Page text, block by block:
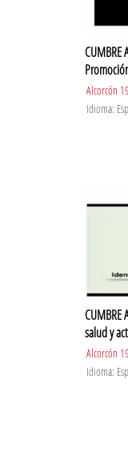
CUMBRE
Alcorcón
Idioma:
CUMBRE
salud y
Alcorcón
Idioma: